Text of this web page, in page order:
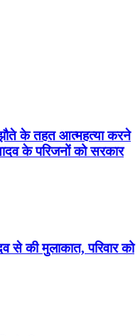
के तहत आत्महत्या करने
के परिजनों को सरकार
से की मुलाकात, परिवार को